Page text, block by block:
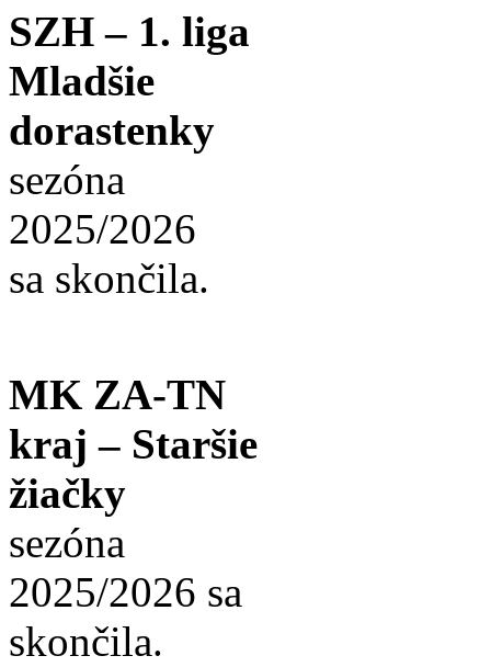
SZH – 1. liga
Mladšie
dorastenky
sezóna
2025/2026
sa skončila.
MK ZA-TN
kraj – Staršie
žiačky
sezóna
2025/2026 sa
skončila.